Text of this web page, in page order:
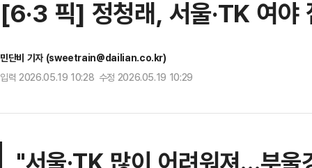
[6·3 픽] 정청래, 서울·TK 여
민단비 기자 (sweetrain@dailian.co.kr)
입력 2026.05.19 10:28 수정 2026.05.19 10:29